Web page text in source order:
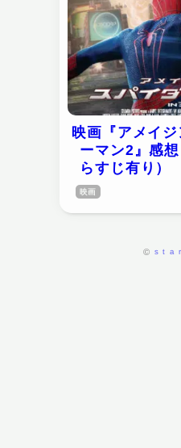
映画『アメイ
ーマン2』感
らすじ有り）
映画
©